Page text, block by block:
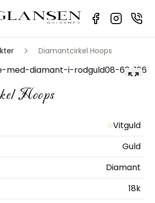
Sidebar
Diamantcirkel Hoops
Hoops
Vitguld
Guld
Diamant
18k